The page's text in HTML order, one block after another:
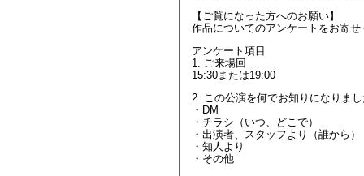
【ご覧になった方へのお願い】
作品についてのアンケートをお寄せ
アンケート項目
1. ご来場回
15:30または19:00
2. この公演を何でお知りになりま
・DM
・チラシ（いつ、どこで）
・出演者、スタッフより（誰から）
・知人より
・その他